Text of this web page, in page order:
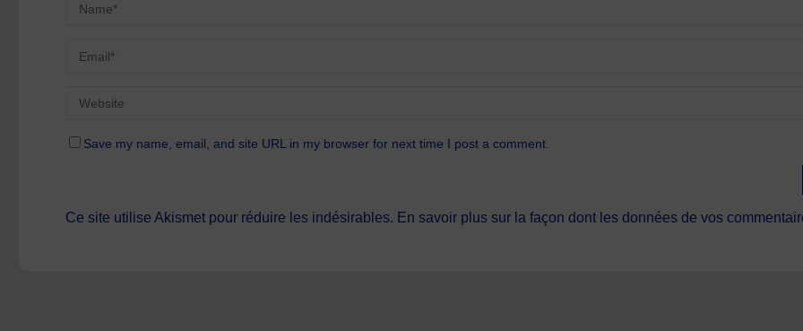
Save my name, email, and site URL in my browser for next time I post a comment.
Ce site utilise Akismet pour réduire les indésirables. En savoir plus sur la façon dont les données de vos